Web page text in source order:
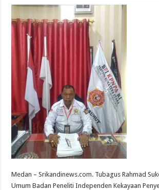
Medan – Srikandinews.com. Tubagus Rahmad
Umum Badan Peneliti Independen Kekayaan